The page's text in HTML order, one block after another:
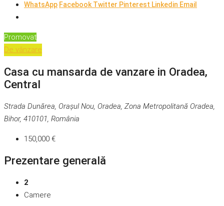
WhatsApp FacebookTwitter Pinterest Linkedin Email
Promovat
De vânzare
Casa cu mansarda de vanzare in Oradea,
Central
Strada Dunărea, Orașul Nou, Oradea, Zona Metropolitană Oradea,
Bihor, 410101, România
150,000 €
Prezentare generală
2
Camere